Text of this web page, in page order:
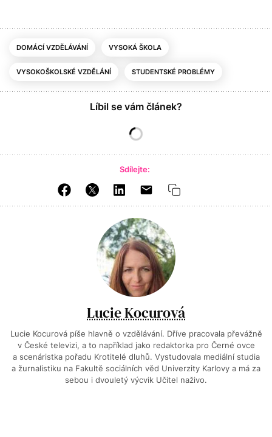
DOMÁCÍ VZDĚLÁVÁNÍ VYSOKÁ ŠKOLA
VYSOKOŠKOLSKÉ VZDĚLÁNÍ STUDENTSKÉ PROBLÉMY
Líbil se vám článek?
Sdílejte:
Lucie Kocurová
Lucie Kocurová píše hlavně o vzdělávání. Dříve pracovala převážně
v České televizi, a to například jako redaktorka pro Černé ovce
a scenáristka pořadu Krotitelé dluhů. Vystudovala mediální studia
a žurnalistiku na Fakultě sociálních věd Univerzity Karlovy a má za
sebou i dvouletý výcvik Učitel naživo.